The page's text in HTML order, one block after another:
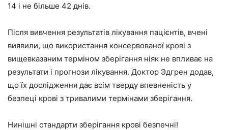
14 і не більше 42 днів.
Після вивчення результатів лікування пацієнтів, вчені
виявили, що використання консервованої крові з
вищевказаним терміном зберігання ніяк не впливає на
результати і прогнози лікування. Доктор Эдгрен додав,
що їх дослідження дає всім тверду впевненість у
безпеці крові з тривалими термінами зберігання.
Нинішні стандарти зберігання крові безпечні!